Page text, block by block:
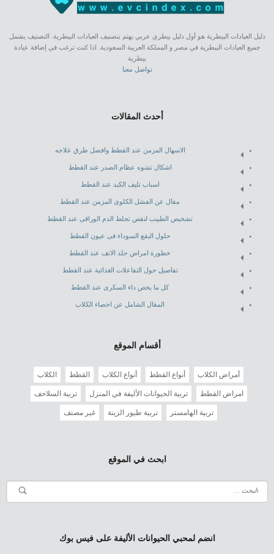
دليل العيادات البيطرية هو أول دليل بيطري عربي يهتم بتصنيف العيادات البيطرية. التصنيف يشمل
جميع العيادات البيطرية في مصر و المملكة العربية السعودية. اذا كنت ترغب في إضافة عيادة
بيطرية
تواصل معنا
أحدث المقالات
الاسهال المزمن عند القطط وافضل طرق علاجه
اشكال تشوه عظام الصدر عند القطط
اسباب تليف الكبد عند القطط
مقال عن الفشل الكلوى المزمن عند القطط
تشخيص الطبيب لنقص تجلط الدم الوراقى عند القطط
حلول البقع السوداء فى عيون القطط
خطورة امراض جلد الانف عند القطط
تفاصيل حول التفاعلات الغذائية عند القطط
كل ما يخص داء السكرى عند القطط
المقال الشامل عن اخصاء الكلاب
أقسام الموقع
أمراض الكلاب أنواع القطط أنواع الكلاب القطط الكلاب
امراض القطط تربية الحيوانات الأليفة في المنزل تربية السلاحف
تربية الهامستر تربية طيور الزينة غير مصنف
ابحث في الموقع
انضم لمحبي الحيوانات الأليفة على فيس بوك